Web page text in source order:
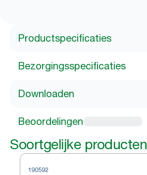
Productspecificaties
Bezorgingsspecificaties
Downloaden
Beoordelingen
Soortgelijke producten
190592